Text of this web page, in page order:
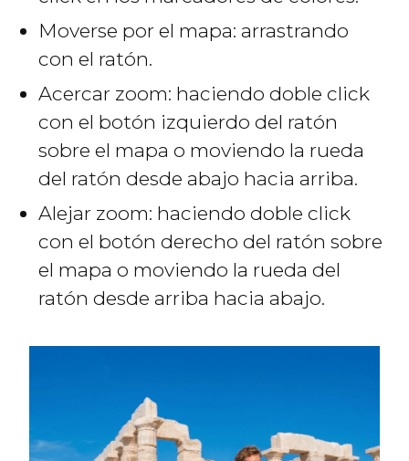
Moverse por el mapa: arrastrando
con el ratón.
Acercar zoom: haciendo doble click
con el botón izquierdo del ratón
sobre el mapa o moviendo la rueda
del ratón desde abajo hacia arriba.
Alejar zoom: haciendo doble click
con el botón derecho del ratón sobre
el mapa o moviendo la rueda del
ratón desde arriba hacia abajo.